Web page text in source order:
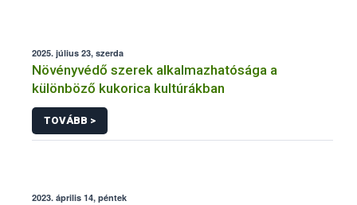
2025. július 23, szerda
Növényvédő szerek alkalmazhatósága a
különböző kukorica kultúrákban
TOVÁBB >
2023. április 14, péntek